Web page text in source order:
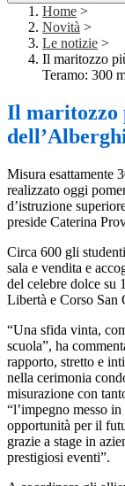
Home >
Novità >
Le notizie >
Il maritozzo
Teramo: 300
Il maritozzo
Misura esattamente
realizzato oggi
d’istruzione
preside Caterina
Circa 600 gli
sala e vendita e
del celebre dolce su
Libertà e Corso San
“Una sfida vinta,
scuola”, ha
rapporto, stretto e
nella cerimonia
misurazione con
“l’impegno messo
opportunità per il
grazie a stage in
prestigiosi eventi”.